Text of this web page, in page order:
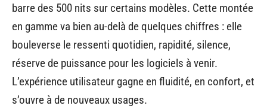
barre des 500 nits sur certains modèles. Cette montée
en gamme va bien au-delà de quelques chiffres : elle
bouleverse le ressenti quotidien, rapidité, silence,
réserve de puissance pour les logiciels à venir.
L’expérience utilisateur gagne en fluidité, en confort, et
s’ouvre à de nouveaux usages.